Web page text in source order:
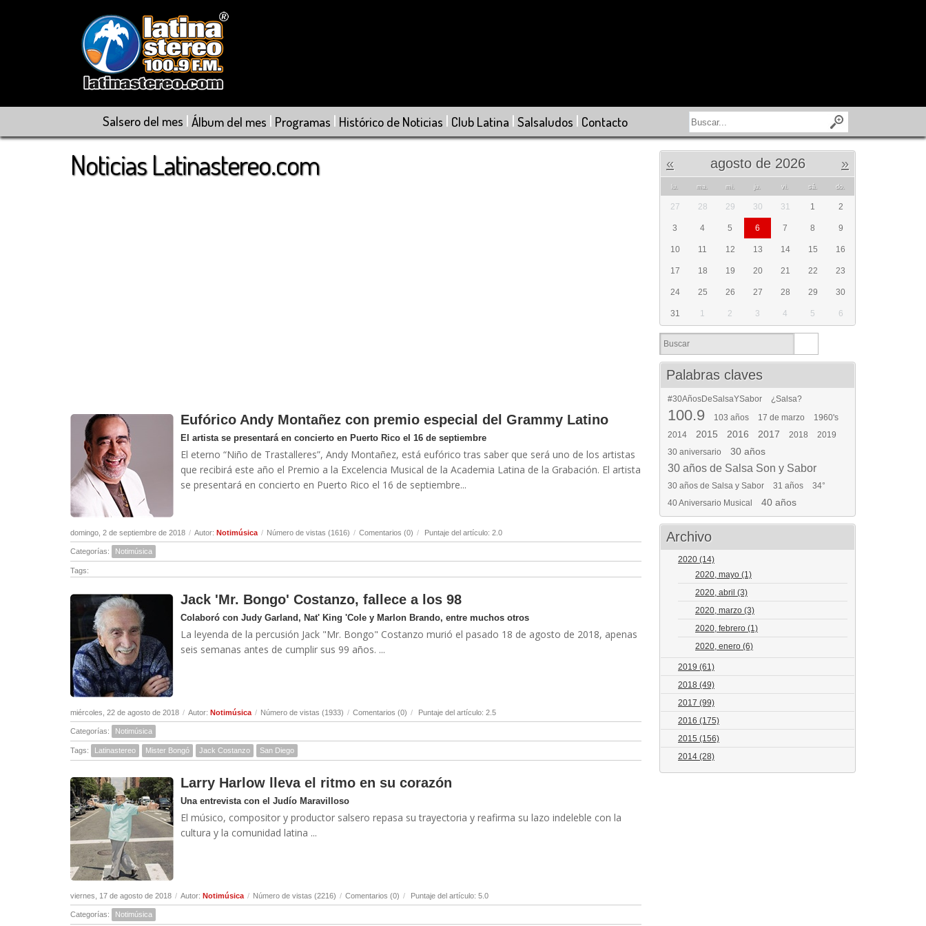
Salsero del mes | Álbum del mes | Programas | Histórico de Noticias | Club Latina | Salsaludos | Contacto
Noticias Latinastereo.com
Eufórico Andy Montañez con premio especial del Grammy Latino
El artista se presentará en concierto en Puerto Rico el 16 de septiembre
El eterno “Niño de Trastalleres”, Andy Montañez, está eufórico tras saber que será uno de los artistas
que recibirá este año el Premio a la Excelencia Musical de la Academia Latina de la Grabación. El artista
se presentará en concierto en Puerto Rico el 16 de septiembre...
domingo, 2 de septiembre de 2018 / Autor: Notimúsica / Número de vistas (1616) / Comentarios (0) / Puntaje del artículo: 2.0
Categorías: Notimúsica
Tags:
Jack 'Mr. Bongo' Costanzo, fallece a los 98
Colaboró ​​con Judy Garland, Nat' King 'Cole y Marlon Brando, entre muchos otros
La leyenda de la percusión Jack "Mr. Bongo" Costanzo murió el pasado 18 de agosto de 2018, apenas
seis semanas antes de cumplir sus 99 años. ...
miércoles, 22 de agosto de 2018 / Autor: Notimúsica / Número de vistas (1933) / Comentarios (0) / Puntaje del artículo: 2.5
Categorías: Notimúsica
Tags: Latinastereo Mister Bongó Jack Costanzo San Diego
Larry Harlow lleva el ritmo en su corazón
Una entrevista con el Judío Maravilloso
El músico, compositor y productor salsero repasa su trayectoria y reafirma su lazo indeleble con la
cultura y la comunidad latina ...
viernes, 17 de agosto de 2018 / Autor: Notimúsica / Número de vistas (2216) / Comentarios (0) / Puntaje del artículo: 5.0
Categorías: Notimúsica
« agosto de 2026 »
lu. ma. mi. ju. vi. sá. do.
27 28 29 30 31 1 2
3 4 5 6 7 8 9
10 11 12 13 14 15 16
17 18 19 20 21 22 23
24 25 26 27 28 29 30
31 1 2 3 4 5 6
Palabras claves
#30AñosDeSalsaYSabor ¿Salsa?
100.9 103 años 17 de marzo
1960's
2014
2015 2016 2017 2018
2019
30 aniversario
30 años
30 años de Salsa Son y Sabor
30 años de Salsa y Sabor 31 años
34°
40 Aniversario Musical
40 años
Archivo
2020 (14)
2020, mayo (1)
2020, abril (3)
2020, marzo (3)
2020, febrero (1)
2020, enero (6)
2019 (61)
2018 (49)
2017 (99)
2016 (175)
2015 (156)
2014 (28)